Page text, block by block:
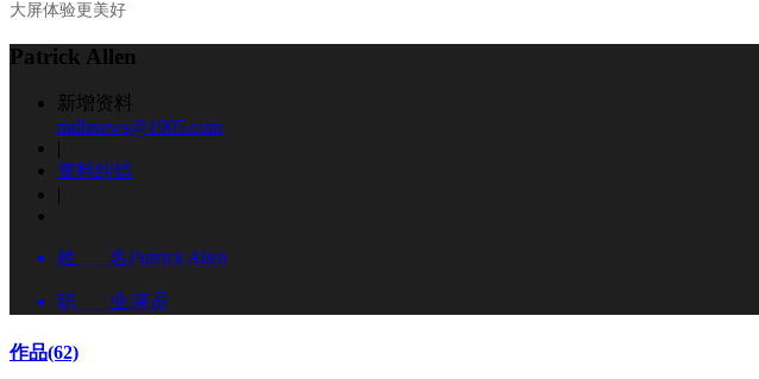
大屏体验更美好
Patrick Allen
新增资料
mdbnews@1905.com
|
资料纠错
|
姓 名Patrick Allen
职 业演员
作品(62)